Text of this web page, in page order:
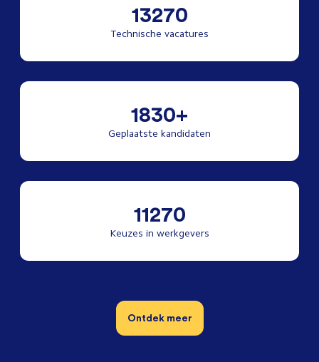
13270
Technische vacatures
1830+
Geplaatste kandidaten
11270
Keuzes in werkgevers
Ontdek meer